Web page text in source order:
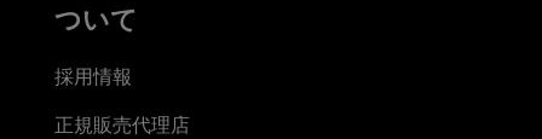
ついて
採用情報
正規販売代理店